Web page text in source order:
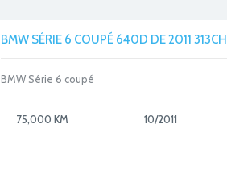
BMW SÉRIE 6 COUPÉ 640D DE 2011 313CH
BMW Série 6 coupé
75,000 KM 10/2011